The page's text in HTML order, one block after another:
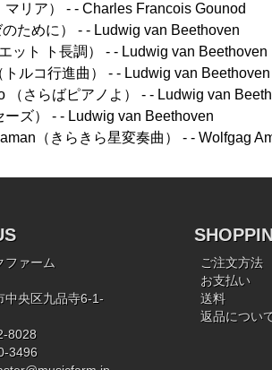
リア） - - Charles Francois Gounod
ために） - - Ludwig van Beethoven
ット ト長調） - - Ludwig van Beethoven
ルコ行進曲） - - Ludwig van Beethoven
（さらばピアノよ） - - Ludwig van
ズ） - - Ludwig van Beethoven
（きらきら星変奏曲） - - Wolfgag
ファーム
中央区九品寺6-1-
8028
3496
ご注文方法
お支払い
送料
返品につい